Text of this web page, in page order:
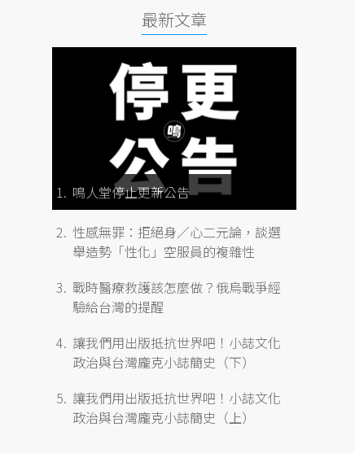
最新文章
鳴人堂停止更新公告
性感無罪：拒絕身／心二元論，談選
舉造勢「性化」空服員的複雜性
戰時醫療救護該怎麼做？俄烏戰爭經
驗給台灣的提醒
讓我們用出版抵抗世界吧！小誌文化
政治與台灣龐克小誌簡史（下）
讓我們用出版抵抗世界吧！小誌文化
政治與台灣龐克小誌簡史（上）